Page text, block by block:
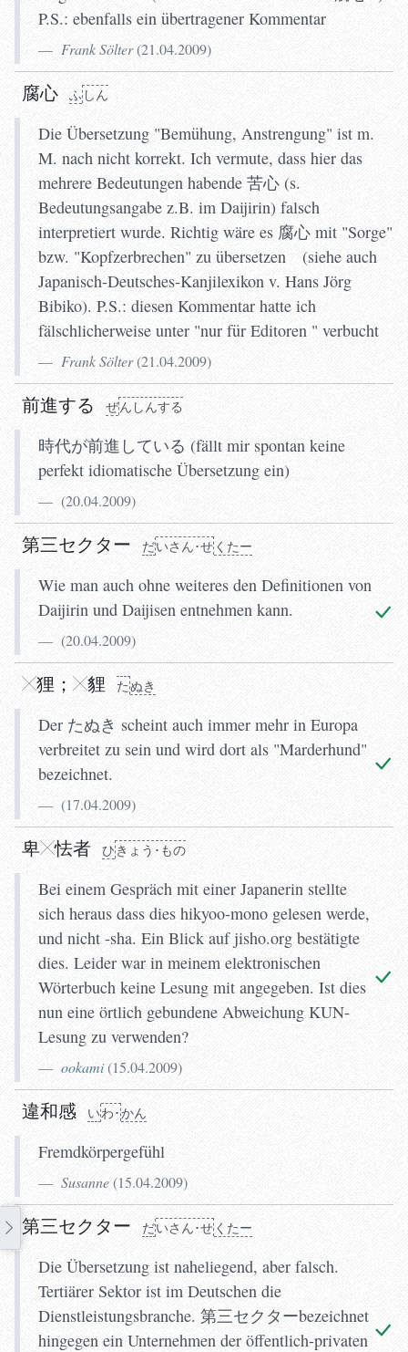
P.S.: ebenfalls ein übertragener Kommentar
Frank Sölter(21.04.2009)
腐心 ふ しんふ
Die Übersetzung "Bemühung, Anstrengung" ist m.
M. nach nicht korrekt. Ich vermute, dass hier das
mehrere Bedeutungen habende 苦心 (s.
Bedeutungsangabe z.B. im Daijirin) falsch
interpretiert wurde. Richtig wäre es 腐心 mit "Sorge"
bzw. "Kopfzerbrechen" zu übersetzen (siehe auch
Japanisch-Deutsches-Kanjilexikon v. Hans Jörg
Bibiko). P.S.: diesen Kommentar hatte ich
fälschlicherweise unter "nur für Editoren " verbucht
Frank Sölter(21.04.2009)
前進する ぜん しんする
時代が前進している (fällt mir spontan keine
perfekt idiomatische Übersetzung ein)
(20.04.2009)
第三セクター だいさん･せ くたー
Wie man auch ohne weiteres den Definitionen von
Daijirin und Daijisen entnehmen kann.
(20.04.2009)
狸 ； 貍 たぬき
Der たぬき scheint auch immer mehr in Europa
verbreitet zu sein und wird dort als "Marderhund"
bezeichnet.
(17.04.2009)
卑 怯者 ひ きょう･ものひ
Bei einem Gespräch mit einer Japanerin stellte
sich heraus dass dies hikyoo-mono gelesen werde,
und nicht -sha. Ein Blick auf jisho.org bestätigte
dies. Leider war in meinem elektronischen
Wörterbuch keine Lesung mit angegeben. Ist dies
nun eine örtlich gebundene Abweichung KUN-
Lesung zu verwenden?
ookami(15.04.2009)
違和感 いわ･かん
Fremdkörpergefühl
Susanne(15.04.2009)
第三セクター だいさん･せ くたー
Die Übersetzung ist naheliegend, aber falsch.
Tertiärer Sektor ist im Deutschen die
Dienstleistungsbranche. 第三セクターbezeichnet
hingegen ein Unternehmen der öffentlich-privaten